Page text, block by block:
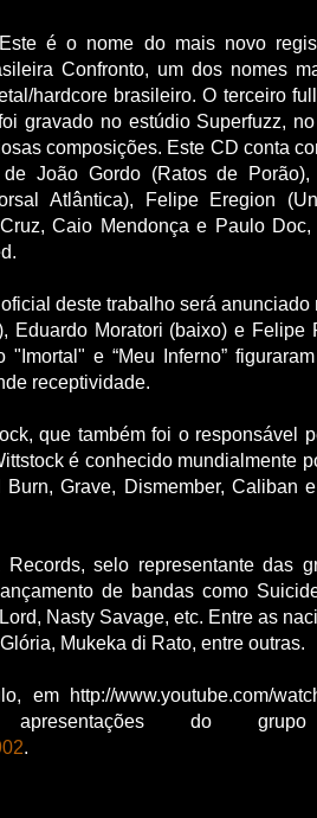
é o nome do mais novo
Confronto, um dos nomes
hardcore brasileiro. O terceiro
gravado no estúdio Superfuzz,
composições. Este CD conta
de João Gordo (Ratos de Porão),
Atlântica), Felipe Eregion
Caio Mendonça e Paulo
deste trabalho será anunciado
Eduardo Moratori (baixo) e Felipe
e “Meu Inferno”
receptividade.
que também foi o responsável
é conhecido mundialmente
Grave, Dismember, Caliban
selo representante das
de bandas como
Nasty Savage, etc. Entre as
Mukeka di Rato, entre outras.
http://www.youtube.com/
do
.